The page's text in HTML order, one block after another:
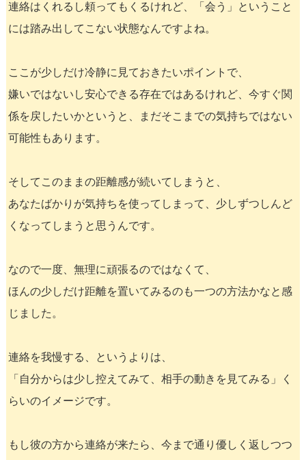
連絡はくれるし頼ってもくるけれど、「会う」ということ
には踏み出してこない状態なんですよね。
ここが少しだけ冷静に見ておきたいポイントで、
嫌いではないし安心できる存在ではあるけれど、今すぐ関
係を戻したいかというと、まだそこまでの気持ちではない
可能性もあります。
そしてこのままの距離感が続いてしまうと、
あなたばかりが気持ちを使ってしまって、少しずつしんど
くなってしまうと思うんです。
なので一度、無理に頑張るのではなくて、
ほんの少しだけ距離を置いてみるのも一つの方法かなと感
じました。
連絡を我慢する、というよりは、
「自分からは少し控えてみて、相手の動きを見てみる」く
らいのイメージです。
もし彼の方から連絡が来たら、今まで通り優しく返しつつ